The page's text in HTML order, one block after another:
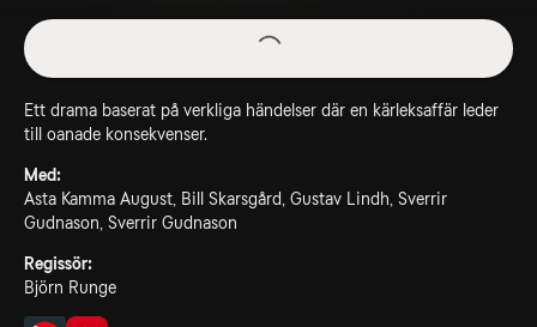
Ett drama baserat på verkliga händelser där en kärleksaffär leder
till oanade konsekvenser.
Med:
Asta Kamma August, Bill Skarsgård, Gustav Lindh, Sverrir
Gudnason, Sverrir Gudnason
Regissör:
Björn Runge